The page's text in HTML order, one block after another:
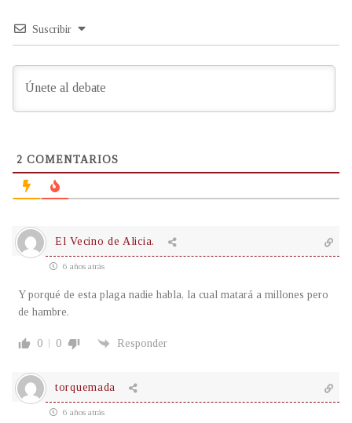
Suscribir
2 COMENTARIOS
El Vecino de Alicia.
6 años atrás
Y porqué de esta plaga nadie habla, la cual matará a millones pero
de hambre.
0 0 Responder
torquemada
6 años atrás